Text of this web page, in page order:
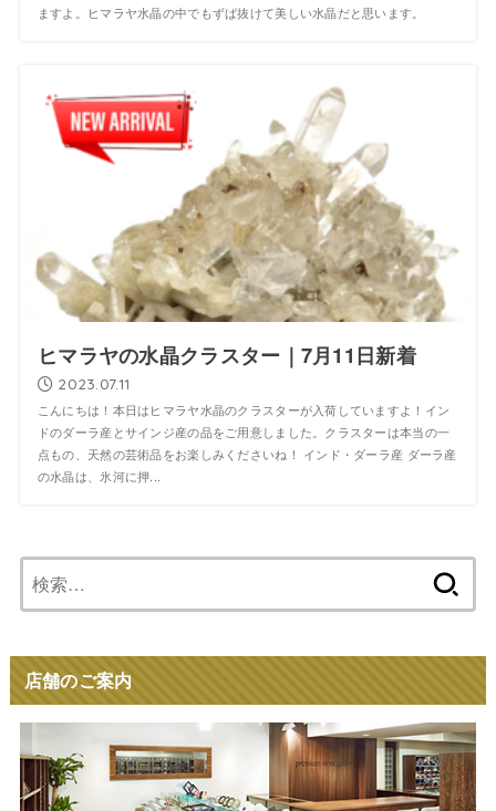
ますよ。ヒマラヤ水晶の中でもずば抜けて美しい水晶だと思います。
ヒマラヤの水晶クラスター｜7月11日新着
2023.07.11
こんにちは！本日はヒマラヤ水晶のクラスターが入荷していますよ！イン
ドのダーラ産とサインジ産の品をご用意しました。クラスターは本当の一
点もの、天然の芸術品をお楽しみくださいね！ インド・ダーラ産 ダーラ産
の水晶は、氷河に押...
索:
店舗のご案内